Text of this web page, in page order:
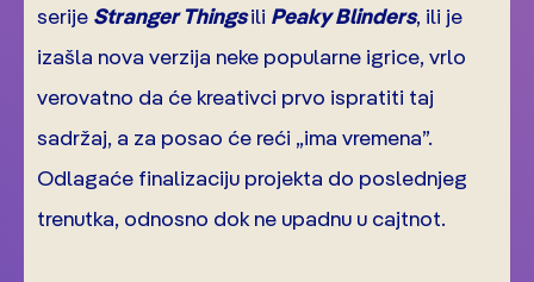
serije Stranger Thingsili Peaky Blinders, ili je
izašla nova verzija neke popularne igrice, vrlo
verovatno da će kreativci prvo ispratiti taj
sadržaj, a za posao će reći „ima vremena”.
Odlagaće finalizaciju projekta do poslednjeg
trenutka, odnosno dok ne upadnu u cajtnot.